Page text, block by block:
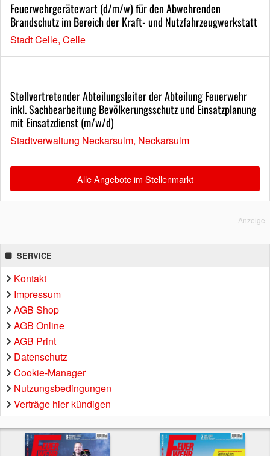
Feuerwehrgerätewart (d/m/w) für den Abwehrenden
Brandschutz im Bereich der Kraft- und Nutzfahrzeugwerkstatt
Stadt Celle, Celle
Stellvertretender Abteilungsleiter der Abteilung Feuerwehr
inkl. Sachbearbeitung Bevölkerungsschutz und Einsatzplanung
mit Einsatzdienst (m/w/d)
Stadtverwaltung Neckarsulm, Neckarsulm
Alle Angebote im Stellenmarkt
Anzeige
SERVICE
Kontakt
Impressum
AGB Shop
AGB Online
AGB Print
Datenschutz
Cookie-Manager
Nutzungsbedingungen
Verträge hier kündigen